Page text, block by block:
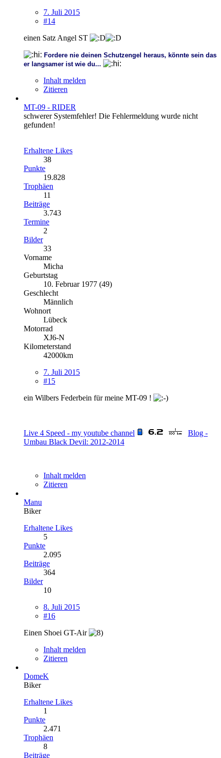
7. Juli 2015
#14
einen Satz Angel ST
Fordere nie deinen Schutzengel heraus, könnte sein das
er langsamer ist wie du...
Inhalt melden
Zitieren
MT-09 - RIDER
schwerer Systemfehler! Die Fehlermeldung wurde nicht
gefunden!
Erhaltene Likes
38
Punkte
19.828
Trophäen
11
Beiträge
3.743
Termine
2
Bilder
33
Vorname
Micha
Geburtstag
10. Februar 1977 (49)
Geschlecht
Männlich
Wohnort
Lübeck
Motorrad
XJ6-N
Kilometerstand
42000km
7. Juli 2015
#15
ein Wilbers Federbein für meine MT-09 !
Live 4 Speed - my youtube channel
Blog -
Umbau Black Devil: 2012-2014
Inhalt melden
Zitieren
Manu
Biker
Erhaltene Likes
5
Punkte
2.095
Beiträge
364
Bilder
10
8. Juli 2015
#16
Einen Shoei GT-Air
Inhalt melden
Zitieren
DomeK
Biker
Erhaltene Likes
1
Punkte
2.471
Trophäen
8
Beiträge